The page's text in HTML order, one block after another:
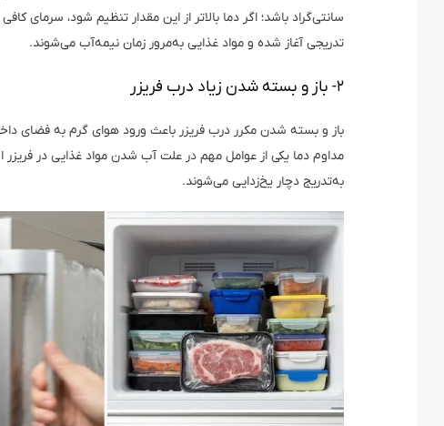
سانتی‌گراد باشد؛ اگر دما بالاتر از این مقدار تنظیم شود، سرمای
تدریجی آغاز شده و مواد غذایی به‌مرور زمان نیمه‌آب می‌شوند.
۲- باز و بسته شدن زیاد درب فریزر
باز و بسته شدن مکرر درب فریزر باعث ورود هوای گرم به فضای
مداوم دما یکی از عوامل مهم در علت آب شدن مواد غذایی در فریزر
به‌تدریج دچار یخ‌زدایی می‌شوند.